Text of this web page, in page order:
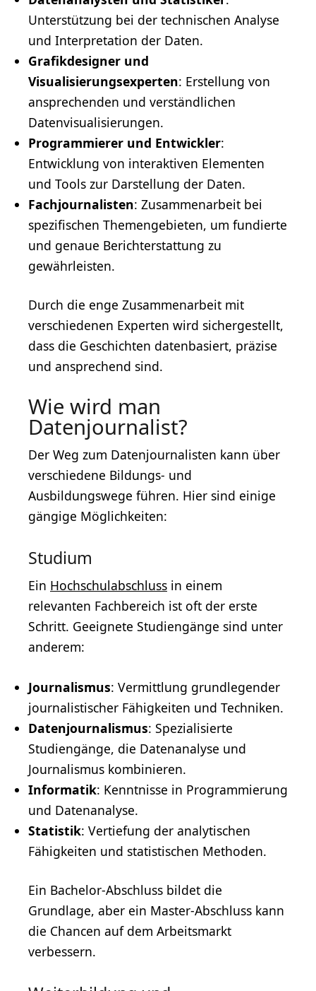
Unterstützung bei der technischen Analyse
und Interpretation der Daten.
Grafikdesigner und
Visualisierungsexperten: Erstellung von
ansprechenden und verständlichen
Datenvisualisierungen.
Programmierer und Entwickler:
Entwicklung von interaktiven Elementen
und Tools zur Darstellung der Daten.
Fachjournalisten: Zusammenarbeit bei
spezifischen Themengebieten, um fundierte
und genaue Berichterstattung zu
gewährleisten.
Durch die enge Zusammenarbeit mit
verschiedenen Experten wird sichergestellt,
dass die Geschichten datenbasiert, präzise
und ansprechend sind.
Wie wird man
Datenjournalist?
Der Weg zum Datenjournalisten kann über
verschiedene Bildungs- und
Ausbildungswege führen. Hier sind einige
gängige Möglichkeiten:
Studium
Ein Hochschulabschluss in einem
relevanten Fachbereich ist oft der erste
Schritt. Geeignete Studiengänge sind unter
anderem:
Journalismus: Vermittlung grundlegender
journalistischer Fähigkeiten und Techniken.
Datenjournalismus: Spezialisierte
Studiengänge, die Datenanalyse und
Journalismus kombinieren.
Informatik: Kenntnisse in Programmierung
und Datenanalyse.
Statistik: Vertiefung der analytischen
Fähigkeiten und statistischen Methoden.
Ein Bachelor-Abschluss bildet die
Grundlage, aber ein Master-Abschluss kann
die Chancen auf dem Arbeitsmarkt
verbessern.